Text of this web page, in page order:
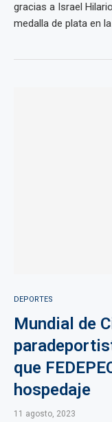
gracias a Israel
medalla de plata en la
DEPORTES
Mundial de
que
hospedaje
11 agosto, 2023